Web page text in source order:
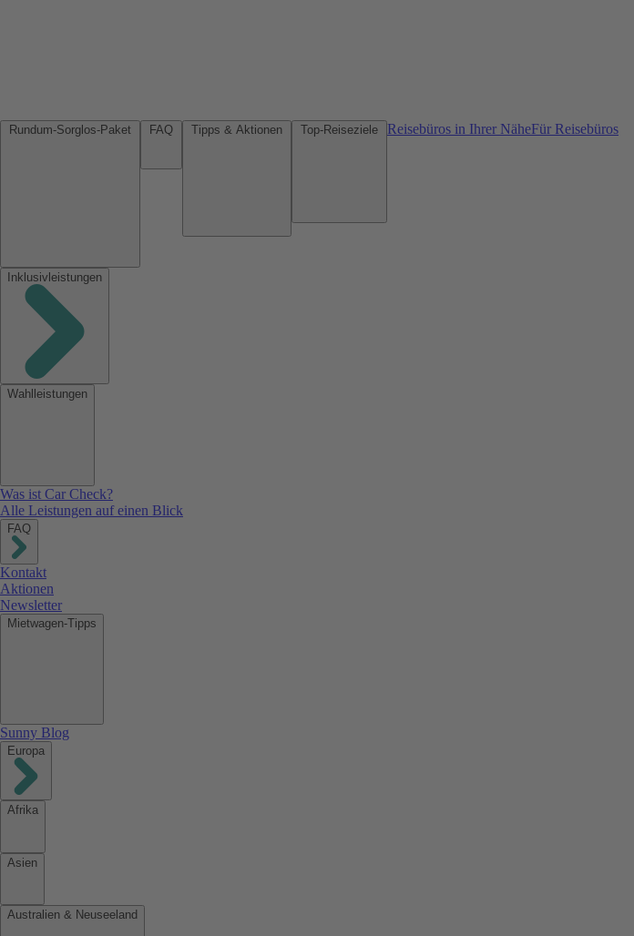
Reisebüros in Ihrer NäheFür Reisebüros
Inklusivleistungen
Wahlleistungen
Was ist Car Check?
Alle Leistungen auf einen Blick
FAQ
Kontakt
Aktionen
Newsletter
Mietwagen-Tipps
Sunny Blog
Europa
Afrika
Asien
Australien & Neuseeland